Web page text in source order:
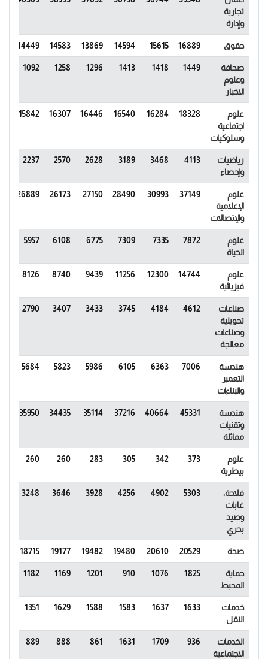
تجارية
وإدارة
حقوق 16889
15615
14594
13869
14583
14449
صحافة
وعلوم
الاخبار
1449
1418
1413
1296
1258
1092
علوم
اجتماعية
وسلوكيات
18328
16284
16540
16446
16307
15842
رياضيات
وإحصاء
4113
3468
3189
2628
2570
2237
علوم
الإعلامية
والإتصالات
37149
30993
28490
27150
26173
26889
علوم
الحياة
7872
7335
7309
6775
6108
5957
علوم
فيزيائية
14744
12300
11256
9439
8740
8126
صناعات
تحويلية
وصناعات
معالجة
4612
4184
3745
3433
3407
2790
هندسة
التعمير
والبناءات
7006
6363
6105
5986
5823
5684
هندسة
وتقنيات
مماثلة
45331
40664
37216
35114
34435
35950
علوم
بيطرية
373
342
305
283
260
260
فلاحة،
غابات
وصيد
بحري
5303
4902
4256
3928
3646
3248
صحة 20529
20610
19480
19482
19177
18715
حماية
المحيط
1825
1076
910
1201
1169
1182
خدمات
النقل
1633
1637
1583
1588
1629
1351
الخدمات
الاجتماعية
936
1709
1631
861
888
889